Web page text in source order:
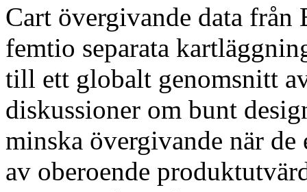
Cart övergivande data
femtio separata
till ett globalt genomsnitt
diskussioner om bunt
minska övergivande när
av oberoende